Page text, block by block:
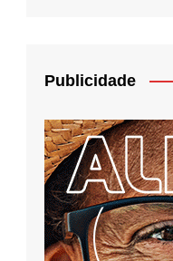
Publicidade